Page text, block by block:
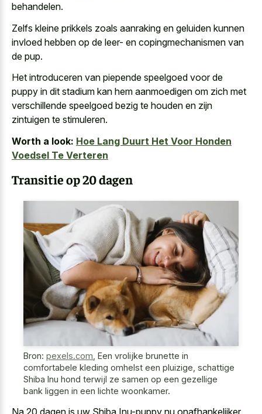
behandelen.
Zelfs kleine prikkels zoals aanraking en geluiden kunnen
invloed hebben op de leer- en copingmechanismen van
de pup.
Het introduceren van piepende speelgoed voor de
puppy in dit stadium kan hem aanmoedigen om zich met
verschillende speelgoed bezig te houden en zijn
zintuigen te stimuleren.
Worth a look: Hoe Lang Duurt Het Voor Honden
Voedsel Te Verteren
Transitie op 20 dagen
Bron: pexels.com Een vrolijke brunette in
comfortabele kleding omhelst een pluizige, schattige
Shiba Inu hond terwijl ze samen op een gezellige
bank liggen in een lichte woonkamer.
Na 20 dagen is uw Shiba Inu-puppy nu onafhankelijker